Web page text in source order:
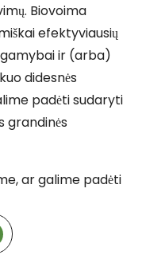
Biovoima
efektyviausių
ir (arba)
didesnės
padėti sudaryti
grandinės
ar galime padėti